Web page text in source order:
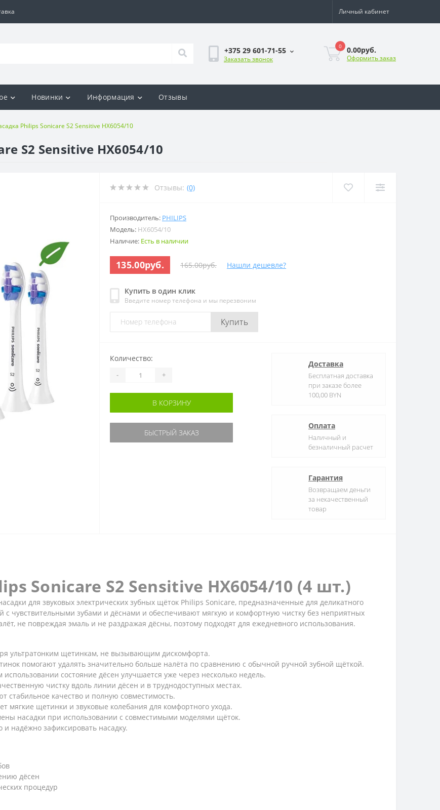
Личный кабинет
+375 29 601-71-55
Заказать звонок
0 0.00руб.
Оформить заказ
Новинки Информация Отзывы
Philips Sonicare S2 Sensitive HX6054/10
S2 Sensitive HX6054/10
Отзывы: (0)
Производитель: PHILIPS
Модель: HX6054/10
Наличие: Есть в наличии
135.00руб. 165.00руб. Нашли дешевле?
Купить в один клик
Введите номер телефона и мы перезвоним
Купить
Количество:
- +
В КОРЗИНУ
БЫСТРЫЙ ЗАКАЗ
Доставка
Бесплатная доставка
при заказе более
100,00 BYN
Оплата
Наличный и
безналичный расчет
Гарантия
Возвращаем деньги
за некачественный
товар
Sonicare S2 Sensitive HX6054/10 (4 шт.)
для звуковых электрических зубных щёток Philips Sonicare, предназначенные для деликатного
с чувствительными зубами и дёснами и обеспечивают мягкую и комфортную чистку без неприятных
не повреждая эмаль и не раздражая дёсны, поэтому подходят для ежедневного использования.
ультратонким щетинкам, не вызывающим дискомфорта.
помогают удалять значительно больше налёта по сравнению с обычной ручной зубной щёткой.
состояние дёсен улучшается уже через несколько недель.
чистку вдоль линии дёсен и в труднодоступных местах.
стабильное качество и полную совместимость.
мягкие щетинки и звуковые колебания для комфортного ухода.
насадки при использовании с совместимыми моделями щёток.
надёжно зафиксировать насадку.
дёсен
процедур